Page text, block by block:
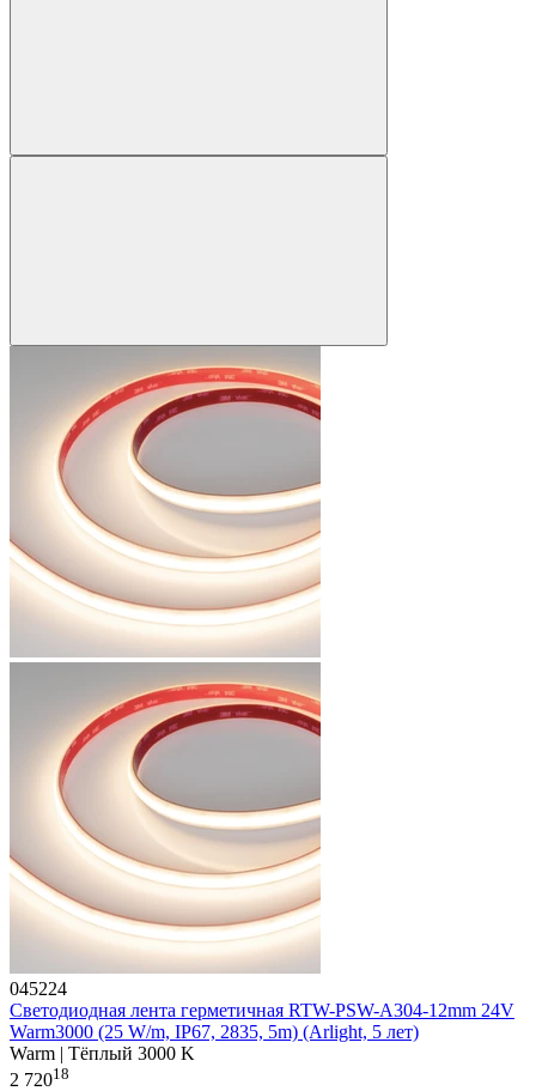
045224
Светодиодная лента герметичная RTW-PSW-A304-12mm 24V
Warm3000 (25 W/m, IP67, 2835, 5m) (Arlight, 5 лет)
Warm | Тёплый 3000 K
2 72018